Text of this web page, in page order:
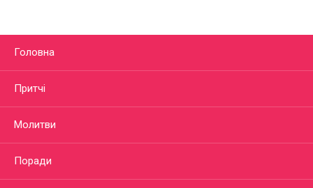
Головна
Притчі
Молитви
Поради